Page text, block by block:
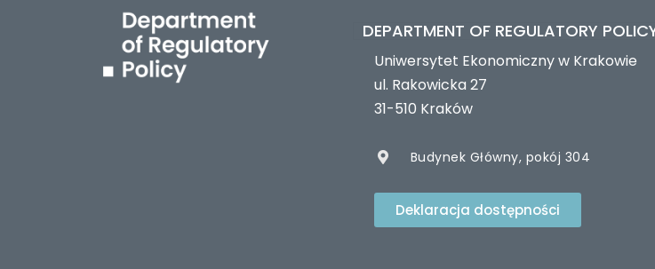
DEPARTMENT OF REGULATORY
Uniwersytet Ekonomiczny w Krakowie
ul. Rakowicka 27
31-510 Kraków
Budynek Główny, pokój 304
Deklaracja dostępności